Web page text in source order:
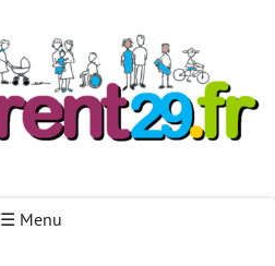
☰ Menu